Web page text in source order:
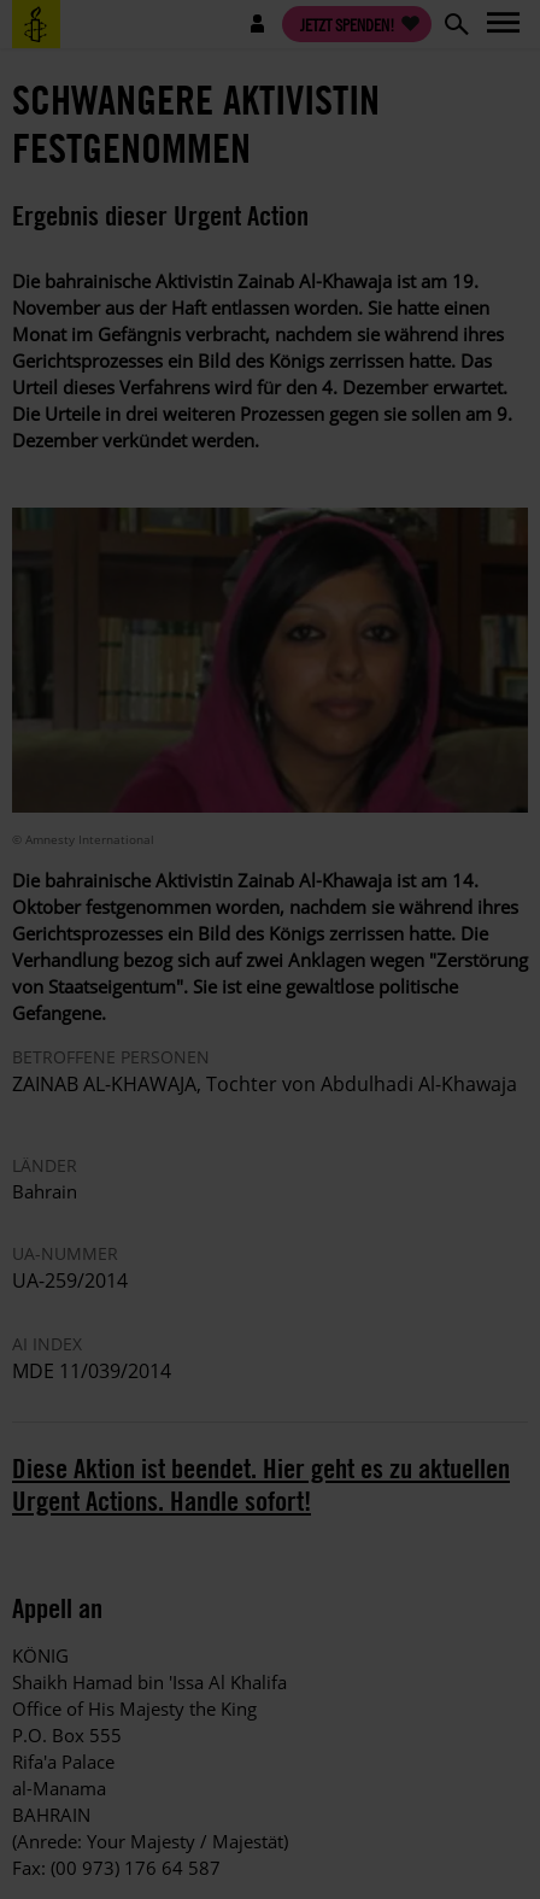
Direkt
zum
Benutzermenü JETZT SPENDEN!
SCHWANGERE AKTIVISTIN
FESTGENOMMEN
Ergebnis dieser Urgent Action
Die bahrainische Aktivistin Zainab Al-Khawaja ist am 19.
November aus der Haft entlassen worden. Sie hatte einen
Monat im Gefängnis verbracht, nachdem sie während ihres
Gerichtsprozesses ein Bild des Königs zerrissen hatte. Das
Urteil dieses Verfahrens wird für den 4. Dezember erwartet.
Die Urteile in drei weiteren Prozessen gegen sie sollen am 9.
Dezember verkündet werden.
© Amnesty International
Die bahrainische Aktivistin Zainab Al-Khawaja ist am 14.
Oktober festgenommen worden, nachdem sie während ihres
Gerichtsprozesses ein Bild des Königs zerrissen hatte. Die
Verhandlung bezog sich auf zwei Anklagen wegen "Zerstörung
von Staatseigentum". Sie ist eine gewaltlose politische
Gefangene.
BETROFFENE PERSONEN
ZAINAB AL-KHAWAJA, Tochter von Abdulhadi Al-Khawaja
LÄNDER
Bahrain
UA-NUMMER
UA-259/2014
AI INDEX
MDE 11/039/2014
Diese Aktion ist beendet. Hier geht es zu aktuellen
Urgent Actions. Handle sofort!
Appell an
KÖNIG
Shaikh Hamad bin 'Issa Al Khalifa
Office of His Majesty the King
P.O. Box 555
Rifa'a Palace
al-Manama
BAHRAIN
(Anrede: Your Majesty / Majestät)
Fax: (00 973) 176 64 587